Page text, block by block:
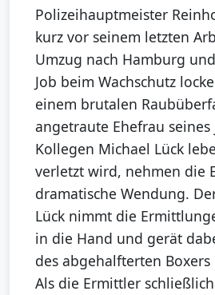
Polizeihauptmeister
kurz vor seinem letzten
Umzug nach Hamburg
Job beim Wachschutz
einem brutalen
angetraute Ehefrau
Kollegen Michael Lück
verletzt wird, nehmen die
dramatische Wendung.
Lück nimmt die
in die Hand und gerät
des abgehalfterten Boxers
Als die Ermittler